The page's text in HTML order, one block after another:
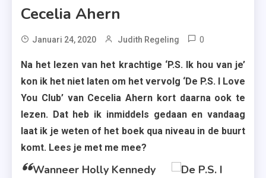
Cecelia Ahern
Januari 24, 2020 Judith Regeling 0
,
Cecelia
Ahern
,
De
Na het lezen van het krachtige ‘P.S. Ik hou van je’
kon ik het niet laten om het vervolg ‘De P.S. I Love
You Club’ van Cecelia Ahern kort daarna ook te
lezen. Dat heb ik inmiddels gedaan en vandaag
laat ik je weten of het boek qua niveau in de buurt
komt. Lees je met me mee?
Wanneer Holly Kennedy